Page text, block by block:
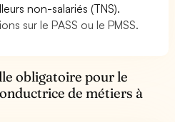
non-salariés (TNS).
sur le PASS ou le PMSS.
obligatoire pour le
de métiers à